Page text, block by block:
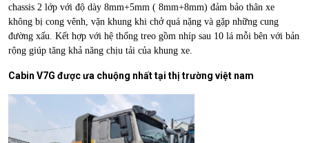
chassis 2 lớp với độ dày 8mm+5mm ( 8mm+8mm) đảm bảo thân xe
không bị cong vênh, vặn khung khi chở quá nặng và gặp những cung
đường xấu. Kết hợp với hệ thống treo gồm nhíp sau 10 lá mỗi bên với bản
rộng giúp tăng khả năng chịu tải của khung xe.
Cabin V7G được ưa chuộng nhất tại thị trường việt nam